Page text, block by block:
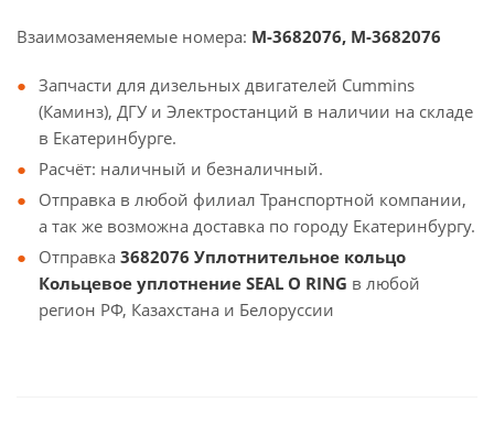
Взаимозаменяемые номера: M-3682076, М-3682076
Запчасти для дизельных двигателей Cummins
(Каминз), ДГУ и Электростанций в наличии на складе
в Екатеринбурге.
Расчёт: наличный и безналичный.
Отправка в любой филиал Транспортной компании,
а так же возможна доставка по городу Екатеринбургу.
Отправка 3682076 Уплотнительное кольцо
Кольцевое уплотнение SEAL O RING в любой
регион РФ, Казахстана и Белоруссии